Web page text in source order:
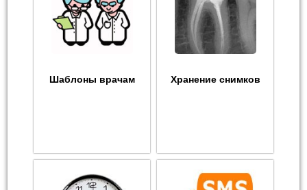
Шаблоны врачам Хранение снимков